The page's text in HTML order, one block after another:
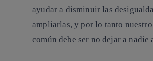
ayudar a disminuir las
ampliarlas, y por lo tanto
común debe ser no dejar a nadie